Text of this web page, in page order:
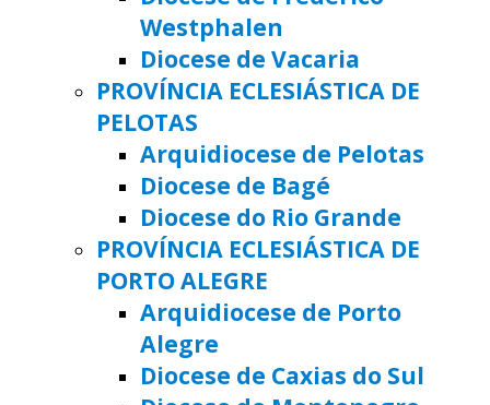
Westphalen
Diocese de Vacaria
PROVÍNCIA ECLESIÁSTICA DE
PELOTAS
Arquidiocese de Pelotas
Diocese de Bagé
Diocese do Rio Grande
PROVÍNCIA ECLESIÁSTICA DE
PORTO ALEGRE
Arquidiocese de Porto
Alegre
Diocese de Caxias do Sul